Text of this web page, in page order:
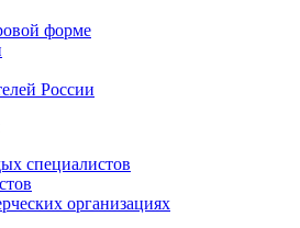
форме
России
специалистов
организациях